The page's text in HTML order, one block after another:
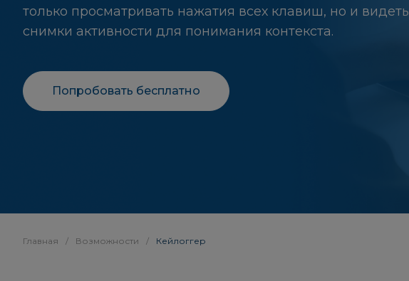
только просматривать нажатия всех клавиш, но и видеть
снимки активности для понимания контекста.
Попробовать бесплатно
Главная / Возможности / Кейлоггер